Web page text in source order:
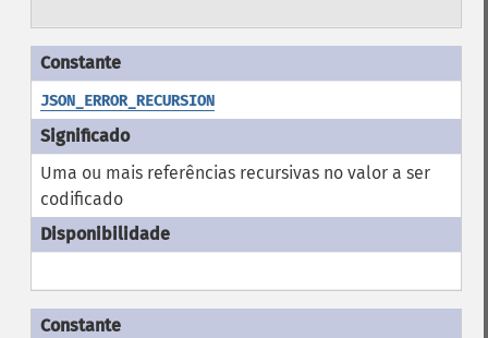
JSON_ERROR_RECURSION
Uma ou mais referências recursivas no valor a ser
codificado